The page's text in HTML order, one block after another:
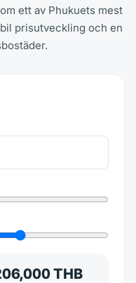
ett av Phukuets mest
prisutveckling och en
THB